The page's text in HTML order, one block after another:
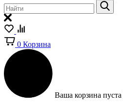
0 Корзина
Ваша корзина пуста